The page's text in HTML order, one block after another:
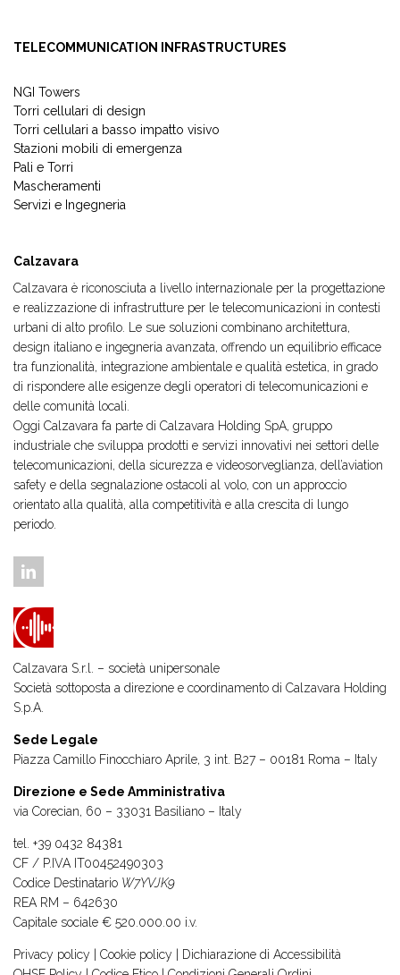
TELECOMMUNICATION INFRASTRUCTURES
NGI Towers
Torri cellulari di design
Torri cellulari a basso impatto visivo
Stazioni mobili di emergenza
Pali e Torri
Mascheramenti
Servizi e Ingegneria
Calzavara
Calzavara è riconosciuta a livello internazionale per la progettazione
e realizzazione di infrastrutture per le telecomunicazioni in contesti
urbani di alto profilo. Le sue soluzioni combinano architettura,
design italiano e ingegneria avanzata, offrendo un equilibrio efficace
tra funzionalità, integrazione ambientale e qualità estetica, in grado
di rispondere alle esigenze degli operatori di telecomunicazioni e
delle comunità locali.
Oggi Calzavara fa parte di Calzavara Holding SpA, gruppo
industriale che sviluppa prodotti e servizi innovativi nei settori delle
telecomunicazioni, della sicurezza e videosorveglianza, dell’aviation
safety e della segnalazione ostacoli al volo, con un approccio
orientato alla qualità, alla competitività e alla crescita di lungo
periodo.
Calzavara S.r.l. – società unipersonale
Società sottoposta a direzione e coordinamento di Calzavara Holding
S.p.A.
Sede Legale
Piazza Camillo Finocchiaro Aprile, 3 int. B27 – 00181 Roma – Italy
Direzione e Sede Amministrativa
via Corecian, 60 – 33031 Basiliano – Italy
tel. +39 0432 84381
CF / P.IVA IT00452490303
Codice Destinatario W7YVJK9
REA RM – 642630
Capitale sociale € 520.000.00 i.v.
Privacy policy | Cookie policy | Dichiarazione di Accessibilità